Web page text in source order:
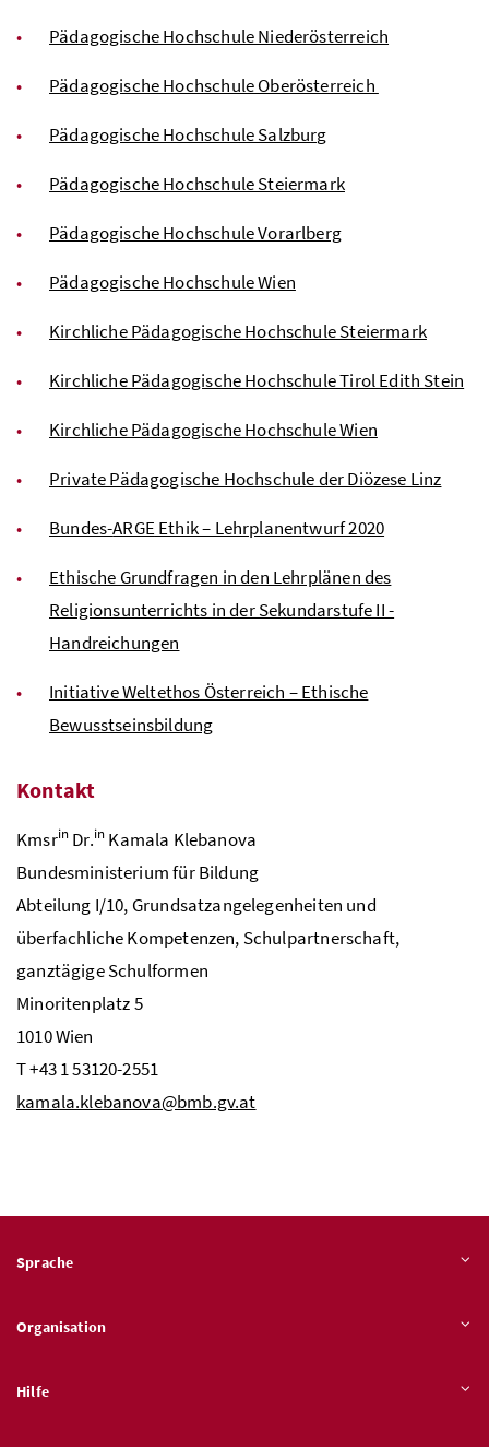
Pädagogische Hochschule Niederösterreich
Pädagogische Hochschule Oberösterreich
Pädagogische Hochschule Salzburg
Pädagogische Hochschule Steiermark
Pädagogische Hochschule Vorarlberg
Pädagogische Hochschule Wien
Kirchliche Pädagogische Hochschule Steiermark
Kirchliche Pädagogische Hochschule Tirol Edith Stein
Kirchliche Pädagogische Hochschule Wien
Private Pädagogische Hochschule der Diözese Linz
Bundes-ARGEEthik – Lehrplanentwurf 2020
Ethische Grundfragen in den Lehrplänen des
Religionsunterrichts in der Sekundarstufe II -
Handreichungen
Initiative Weltethos Österreich – Ethische
Bewusstseinsbildung
Kontakt
Kmsrin Dr.in Kamala Klebanova
Bundesministerium für Bildung
Abteilung I/10, Grundsatzangelegenheiten und
überfachliche Kompetenzen, Schulpartnerschaft,
ganztägige Schulformen
Minoritenplatz 5
1010 Wien
T+43 1 53120-2551
kamala.klebanova@bmb.gv.at
Sprache
Organisation
Hilfe